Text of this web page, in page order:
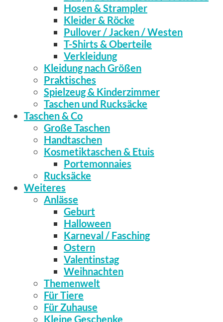
Hosen & Strampler
Kleider & Röcke
Pullover / Jacken / Westen
T-Shirts & Oberteile
Verkleidung
Kleidung nach Größen
Praktisches
Spielzeug & Kinderzimmer
Taschen und Rucksäcke
Taschen & Co
Große Taschen
Handtaschen
Kosmetiktaschen & Etuis
Portemonnaies
Rucksäcke
Weiteres
Anlässe
Geburt
Halloween
Karneval / Fasching
Ostern
Valentinstag
Weihnachten
Themenwelt
Für Tiere
Für Zuhause
Kleine Geschenke